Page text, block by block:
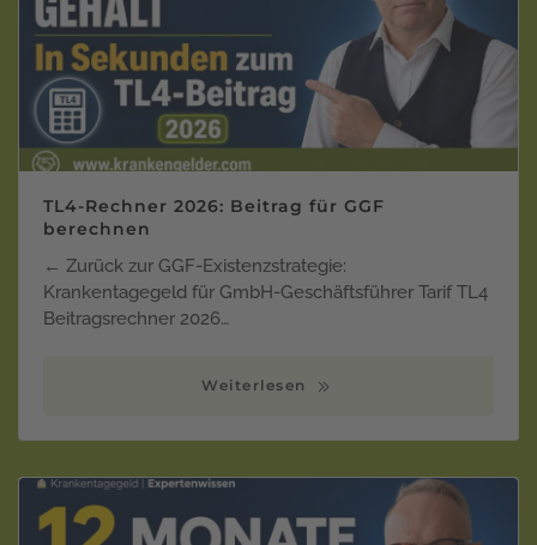
TL4-Rechner 2026: Beitrag für GGF
berechnen
← Zurück zur GGF-Existenzstrategie:
Krankentagegeld für GmbH-Geschäftsführer Tarif TL4
Beitragsrechner 2026…
Weiterlesen